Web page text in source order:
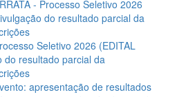
- Processo Seletivo 2026
do resultado parcial da
Seletivo 2026 (EDITAL
do resultado parcial da
apresentação de resultados